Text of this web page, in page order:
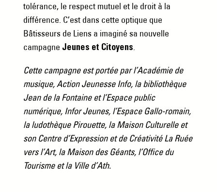
tolérance, le respect mutuel et le droit à la
différence. C’est dans cette optique que
Bâtisseurs de Liens a imaginé sa nouvelle
campagne Jeunes et Citoyens.
Cette campagne est portée par l’Académie de
musique, Action Jeunesse Info, la bibliothèque
Jean de la Fontaine et l’Espace public
numérique, Infor Jeunes, l’Espace Gallo-romain,
la ludothèque Pirouette, la Maison Culturelle et
son Centre d’Expression et de Créativité La Ruée
vers l’Art, la Maison des Géants, l’Office du
Tourisme et la Ville d’Ath.